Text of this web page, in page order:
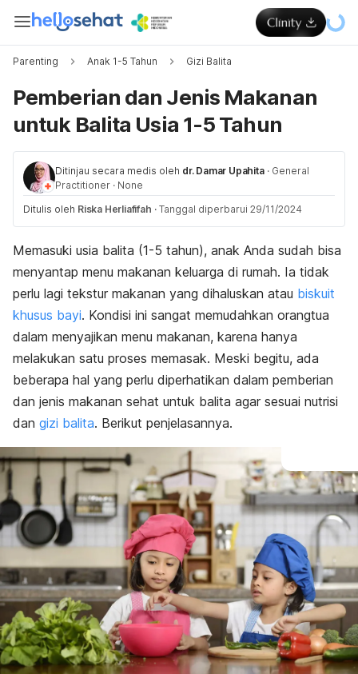
Parenting Anak 1-5 Tahun Gizi Balita
Pemberian dan Jenis Makanan
untuk Balita Usia 1-5 Tahun
Ditinjau secara medis oleh dr. Damar Upahita · General
Practitioner · None
Ditulis oleh Riska Herliafifah · Tanggal diperbarui 29/11/2024
Memasuki usia balita (1-5 tahun), anak Anda sudah bisa
menyantap menu makanan keluarga di rumah. Ia tidak
perlu lagi tekstur makanan yang dihaluskan atau biskuit
khusus bayi. Kondisi ini sangat memudahkan orangtua
dalam menyajikan menu makanan, karena hanya
melakukan satu proses memasak. Meski begitu, ada
beberapa hal yang perlu diperhatikan dalam pemberian
dan jenis makanan sehat untuk balita agar sesuai nutrisi
dan gizi balita. Berikut penjelasannya.